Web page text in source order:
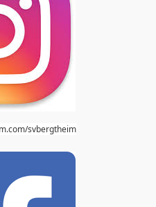
svbergtheim